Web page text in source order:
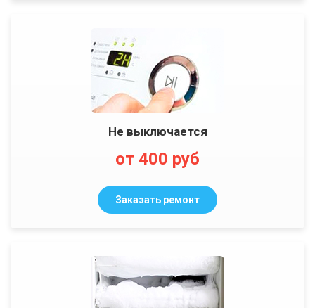
Не выключается
от 400 руб
Заказать ремонт